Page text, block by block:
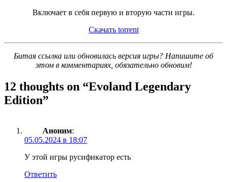
Включает в себя первую и вторую части игры.
Скачать torrent
Битая ссылка или обновилась версия игры? Напишите об
этом в комментариях, обязательно обновим!
12 thoughts on “Evoland Legendary
Edition”
Аноним:
05.05.2024 в 18:07
У этой игры русификатор есть
Ответить